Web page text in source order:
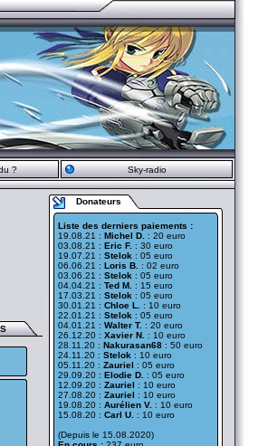
? Sky-radio
Donateurs
Liste des derniers paiements :
19.08.21 : Michel D.
: 20 euro
03.08.21 : Eric F. : 30 euro
19.07.21 : Stelok : 05 euro
06.06.21 : Loris B.
: 02 euro
03.06.21 : Stelok : 05 euro
04.04.21 : Ted M.
: 15 euro
17.03.21 : Stelok : 05 euro
30.01.21 : Chloe L.
: 10 euro
22.01.21 : Stelok : 05 euro
04.01.21 : Walter T. : 20 euro
26.12.20 : Xavier N.
: 10 euro
28.11.20 : Nakurasan68 : 50 euro
24.11.20 : Stelok : 10 euro
05.11.20 : Zauriel : 05 euro
29.09.20 : Elodie D.
: 05 euro
12.09.20 : Zauriel : 10 euro
27.08.20 : Zauriel : 10 euro
19.08.20 : Aurélien V. : 10 euro
15.08.20 : Carl U.
: 10 euro
(Depuis le 15.08.2020)